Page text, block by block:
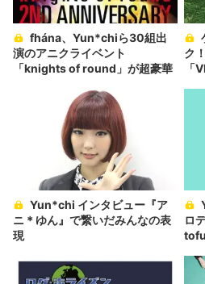
演のアニクライベント
「knights of round」が超豪華
ク
「
ニ＊ゆん』で繋いだみんなの表
現
ロ